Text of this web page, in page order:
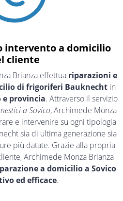
intervento a domicilio
cliente
Brianza effettua riparazioni e
di frigoriferi Bauknecht in
e provincia. Attraverso il servizio
a Sovico, Archimede Monza
e intervenire su ogni tipologia
sia di ultima generazione sia
più datate. Grazie alla propria
Archimede Monza Brianza
a domicilio a Sovico
ed efficace.